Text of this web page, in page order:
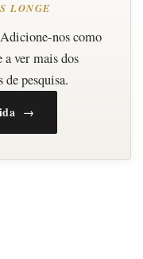
LONGE
nos como
a ver mais dos
de pesquisa.
→